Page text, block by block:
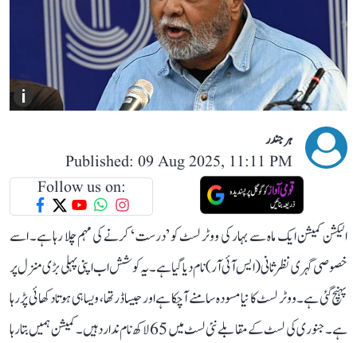
i
ہرجندر
Published: 09 Aug 2025, 11:11 PM
Follow us on:
الیکشن کمیشن ایک ماہ سے بہار کی ووٹر لسٹ کو ’درست‘ کرنے کی مہم چلا رہا ہے۔ اسے
خصوصی گہری نظرثانی (ایس آئی آر) نام دیا گیا ہے۔ یہ کوشش اب اپنی پہلی بڑی منزل پر
پہنچ گئی ہے۔ ووٹر لسٹ کا نیا مسودہ سامنے آ چکا ہے اور جیسا ڈر تھا، ویسا ہی ہوتا دکھائی پڑ رہا
ہے۔ جنوری کی لسٹ کے مقابلے نئی لسٹ میں 65 لاکھ نام ندارد ہیں۔ کمیشن ہمیں بتا رہا